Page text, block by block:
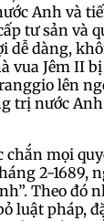
Anh và
tư sản và
dễ dàng,
vua Jêm II
lên
trị nước Anh
chắn mọi
2-1689,
Theo đó
luật pháp,